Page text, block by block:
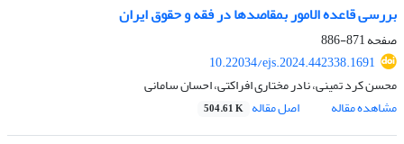
بررسی قاعده الامور بمقاصدها در فقه و حقوق ایران
صفحه871-886
10.22034/ejs.2024.442338.1691
محسن کرد تمینی، نادر مختاری افراکتی، احسان سامانی
مشاهده مقاله
اصل مقاله 504.61 K